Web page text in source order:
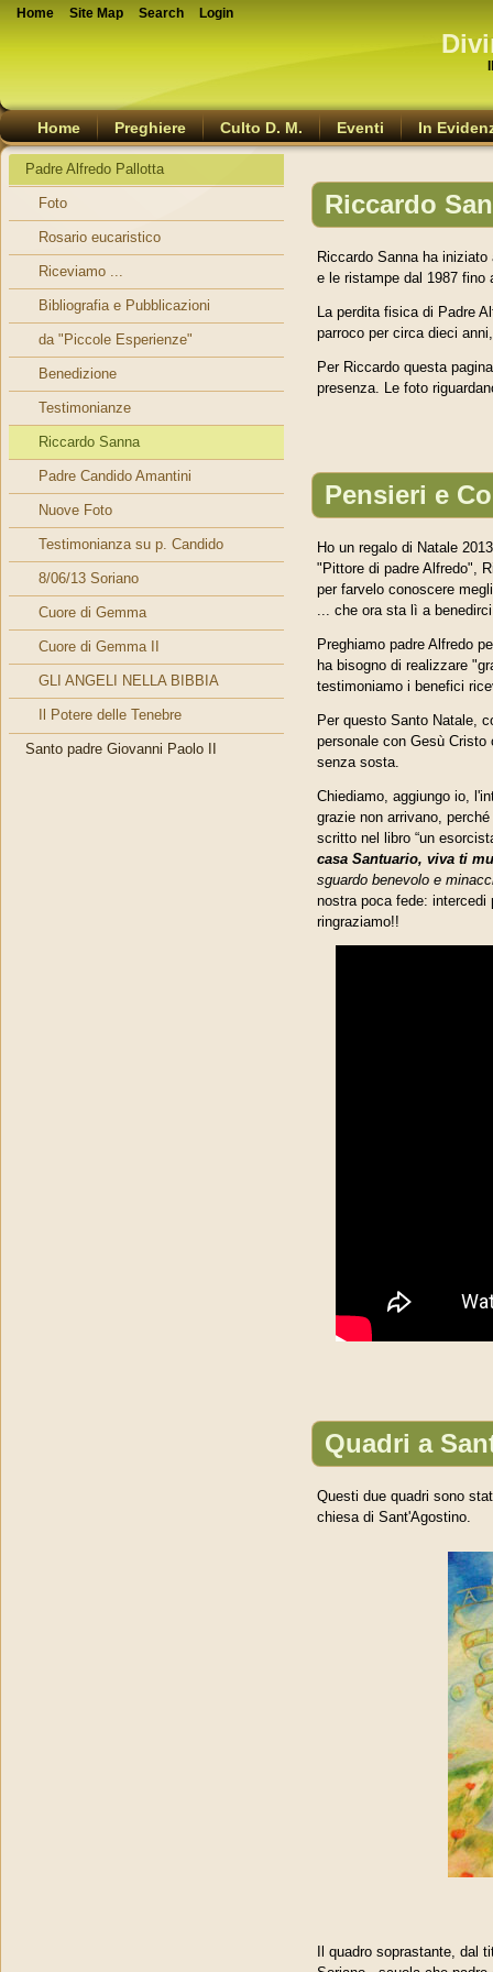
Home Preghiere Culto D. M. Eventi In
Padre Alfredo Pallotta
Foto
Rosario eucaristico
Riceviamo ...
Bibliografia e Pubblicazioni
da "Piccole Esperienze"
Benedizione
Testimonianze
Riccardo Sanna
Padre Candido Amantini
Nuove Foto
Testimonianza su p. Candido
8/06/13 Soriano
Cuore di Gemma
Cuore di Gemma II
GLI ANGELI NELLA BIBBIA
Il Potere delle Tenebre
Santo padre Giovanni Paolo II
Riccardo
Riccardo Sanna ha
e le ristampe dal 1987
La perdita fisica di Padre
parroco per circa dieci
Per Riccardo questa
presenza. Le foto
Pensieri e
Ho un regalo di Natale
"Pittore di padre Alfredo",
per farvelo conoscere
... che ora sta lì a
Preghiamo padre Alfredo
ha bisogno di realizzare
testimoniamo i benefici
Per questo Santo Natale,
personale con Gesù Cristo
senza sosta.
Chiediamo, aggiungo io,
grazie non arrivano,
scritto nel libro “un
casa Santuario, viva ti
sguardo benevolo e
nostra poca fede:
ringraziamo!!
Quadri a
Questi due quadri sono
chiesa di Sant'Agostino.
Il quadro soprastante, dal
Home Site Map Search Login